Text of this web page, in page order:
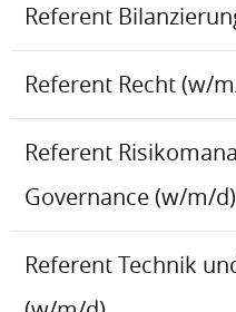
Referent
Referent Recht (w/
Referent
Governance (w/m/d)
Referent Technik